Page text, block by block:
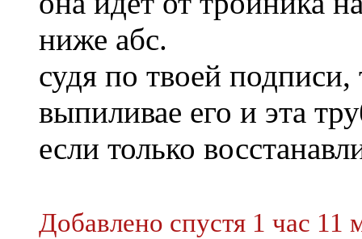
ниже абс.
судя по твоей
выпиливае его и эта
если только
Добавлено спустя 1 час 11